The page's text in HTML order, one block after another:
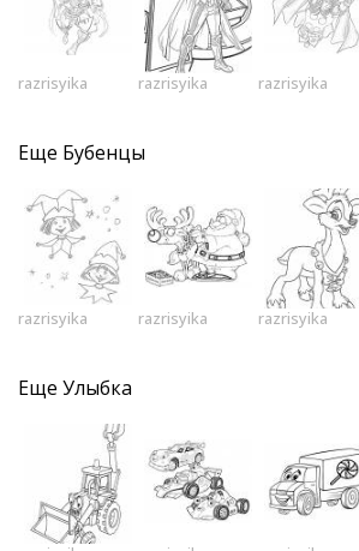
razrisyika razrisyika razrisyika
Еще Бубенцы
razrisyika razrisyika razrisyika
Еще Улыбка